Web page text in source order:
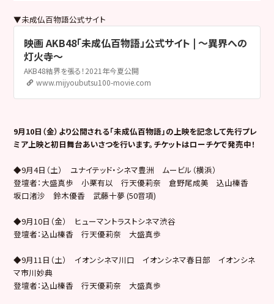
▼未成仏百物語公式サイト
映画 AKB48「未成仏百物語」公式サイト | 〜異界への
灯火寺〜
AKB48結界を張る！2021年今夏公開
www.mijyoubutsu100-movie.com
9月10日（金）より公開される「未成仏百物語」の上映を記念して先行プレ
ミア上映と初日舞台あいさつを行います。チケットはローチケで発売中！
◆9月4日（土） ユナイテッド・シネマ豊洲 ムービル（横浜）
登壇者：大盛真歩 小栗有以 行天優莉奈 倉野尾成美 込山榛香
坂口渚沙 鈴木優香 武藤十夢 (50音項)
◆9月10日（金） ヒューマントラストシネマ渋谷
登壇者：込山榛香 行天優莉奈 大盛真歩
◆9月11日（土） イオンシネマ川口 イオンシネマ春日部 イオンシネ
マ市川妙典
登壇者：込山榛香 行天優莉奈 大盛真歩